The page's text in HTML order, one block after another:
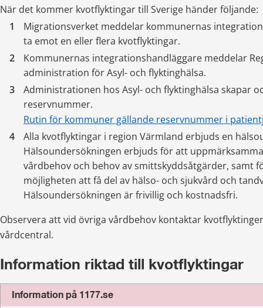
När det kommer kvotflyktingar till Sverige händer följande:
Migrationsverket meddelar kommunernas
ta emot en eller flera kvotflyktingar.
Kommunernas integrationshandläggare meddelar
administration för Asyl- och flyktinghälsa.
Administrationen hos Asyl- och flyktinghälsa skapar
reservnummer.
Rutin för kommuner gällande reservnummer i
Alla kvotflyktingar i region Värmland erbjuds en
Hälsoundersökningen erbjuds för att
vårdbehov och behov av smittskyddsåtgärder, samt
möjligheten att få del av hälso- och sjukvård och
Hälsoundersökningen är frivillig och kostnadsfri.
Observera att vid övriga vårdbehov kontaktar
vårdcentral.
Information riktad till kvotflyktingar
Information på 1177.se